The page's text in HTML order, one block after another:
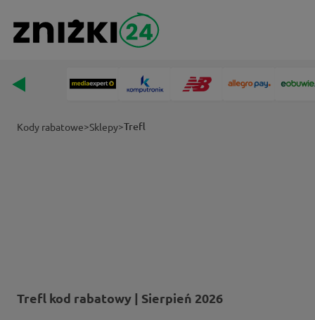
Kody rabatowe>Sklepy>Trefl
Trefl kod rabatowy | Sierpień 2026